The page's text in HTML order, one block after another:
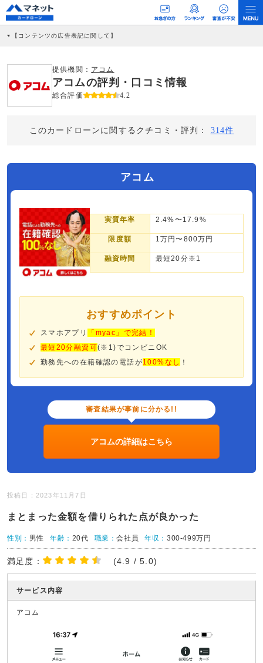
【コンテンツの広告表記に関して】
社に対して企業から紹介報酬が支払われるという収益モデルです。 ただし、特定の
商品を根拠なくPRするものではなく、当編集部の調査／ユーザーへの口コミ収集な
どに基づき、公平性を担保した情報提供を行っています。
>提携企業一覧
提供機関： アコム
アコムの評判・口コミ情報
総合評価 4.2
このカードローンに関するクチコミ・評判： 314件
アコム
実質年率 2.4%〜17.9%
限度額 1万円〜800万円
融資時間 最短20分※1
おすすめポイント
スマホアプリ
「myac」で完結！
最短20分融資可(※1)でコンビニOK
勤務先への在籍確認の電話が100%なし ！
審査結果が事前に分かる!!
アコムの詳細はこちら
投稿日：2023年11月7日
まとまった金額を借りられた点が良かった
性別： 男性 年齢： 20代 職業：会社員 年収：300-499万円
満足度： (4.9 / 5.0)
サービス内容
アコム